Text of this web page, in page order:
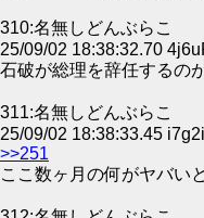
310:名無しどんぶらこ
25/09/02 18:38:32.70
石破が総理を辞任するの
311:名無しどんぶらこ
25/09/02 18:38:33.45
>>251
ここ数ヶ月の何がヤバい